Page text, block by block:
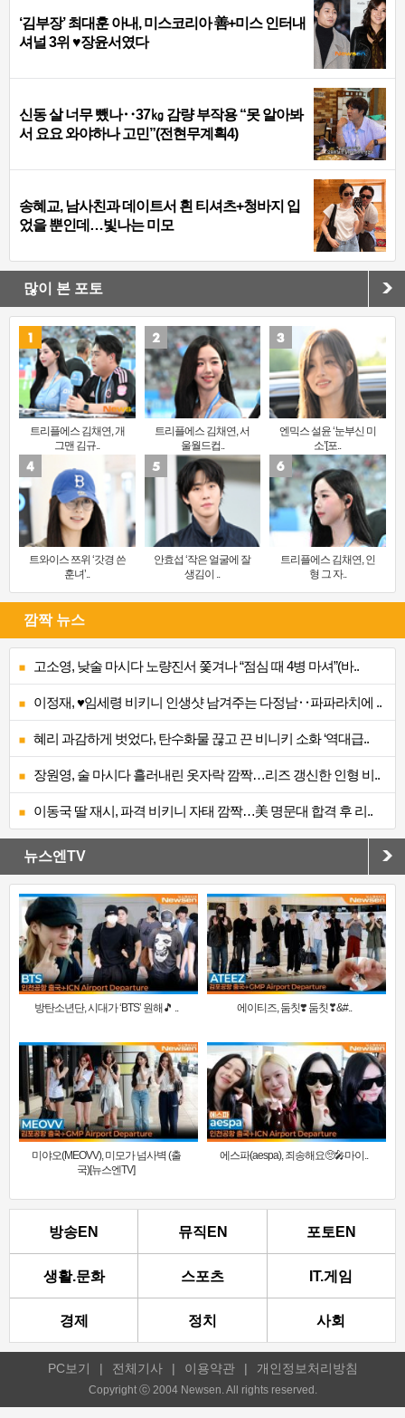
‘김부장’ 최대훈 아내, 미스코리아 善+미스 인터내
셔널 3위 ♥장윤서였다
신동 살 너무 뺐나‥37㎏ 감량 부작용 “못 알아봐
서 요요 와야하나 고민”(전현무계획4)
송혜교, 남사친과 데이트서 흰 티셔츠+청바지 입
었을 뿐인데…빛나는 미모
많이 본 포토
트리플에스 김채연, 개
그맨 김규..
트리플에스 김채연, 서
울월드컵..
엔믹스 설윤 ‘눈부신 미
소’[포..
트와이스 쯔위 ‘갓경 쓴
훈녀’..
안효섭 ‘작은 얼굴에 잘
생김이 ..
트리플에스 김채연, 인
형 그 자..
깜짝 뉴스
고소영, 낮술 마시다 노량진서 쫓겨나 “점심 때 4병 마셔”(바..
이정재, ♥임세령 비키니 인생샷 남겨주는 다정남‥파파라치에 ..
혜리 과감하게 벗었다, 탄수화물 끊고 끈 비니키 소화 ‘역대급..
장원영, 술 마시다 흘러내린 옷자락 깜짝…리즈 갱신한 인형 비..
이동국 딸 재시, 파격 비키니 자태 깜짝…美 명문대 합격 후 리..
뉴스엔TV
방탄소년단, 시대가 ‘BTS’ 원해🎵 .. 에이티즈, 둠칫❣️ 둠칫❣&#..
미야오(MEOVV), 미모가 넘사벽 (출
국)[뉴스엔TV]
에스파(aespa), 죄송해요🥺🎤마이..
방송EN 뮤직EN 포토EN
생활.문화 스포츠 IT.게임
경제 정치 사회
PC보기 | 전체기사 | 이용약관 | 개인정보처리방침
Copyright ⓒ 2004 Newsen. All rights reserved.